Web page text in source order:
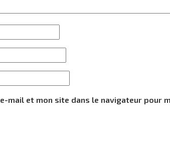
mail et mon site dans le navigateur pour